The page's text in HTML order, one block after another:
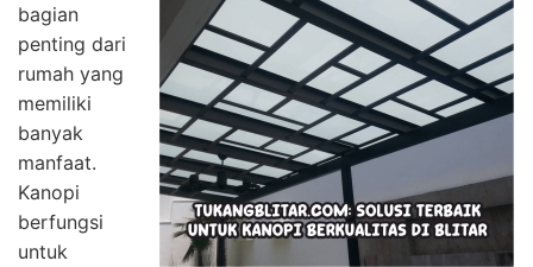
bagian
penting dari
rumah yang
memiliki
banyak
manfaat.
Kanopi
berfungsi
untuk